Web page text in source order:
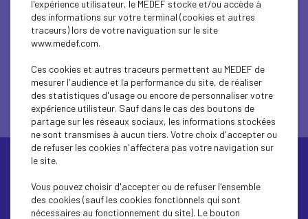
de l'Industrie - rencontre avec Pierre
Gattaz
l'expérience utilisateur, le MEDEF stocke et/ou accède à
des informations sur votre terminal (cookies et autres
traceurs) lors de votre naviguation sur le site
www.medef.com.
Ces cookies et autres traceurs permettent au MEDEF de
mesurer l'audience et la performance du site, de réaliser
des statistiques d'usage ou encore de personnaliser votre
expérience utilisteur. Sauf dans le cas des boutons de
partage sur les réseaux sociaux, les informations stockées
ne sont transmises à aucun tiers. Votre choix d'accepter ou
de refuser les cookies n'affectera pas votre navigation sur
le site.
Vous pouvez choisir d'accepter ou de refuser l'ensemble
des cookies (sauf les cookies fonctionnels qui sont
nécessaires au fonctionnement du site). Le bouton